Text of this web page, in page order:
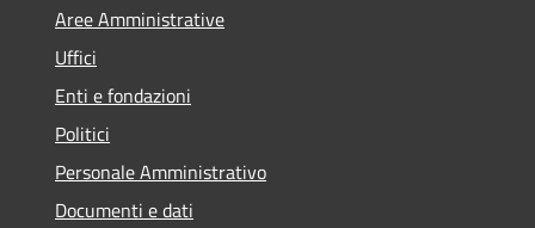
Aree Amministrative
Uffici
Enti e fondazioni
Politici
Personale Amministrativo
Documenti e dati